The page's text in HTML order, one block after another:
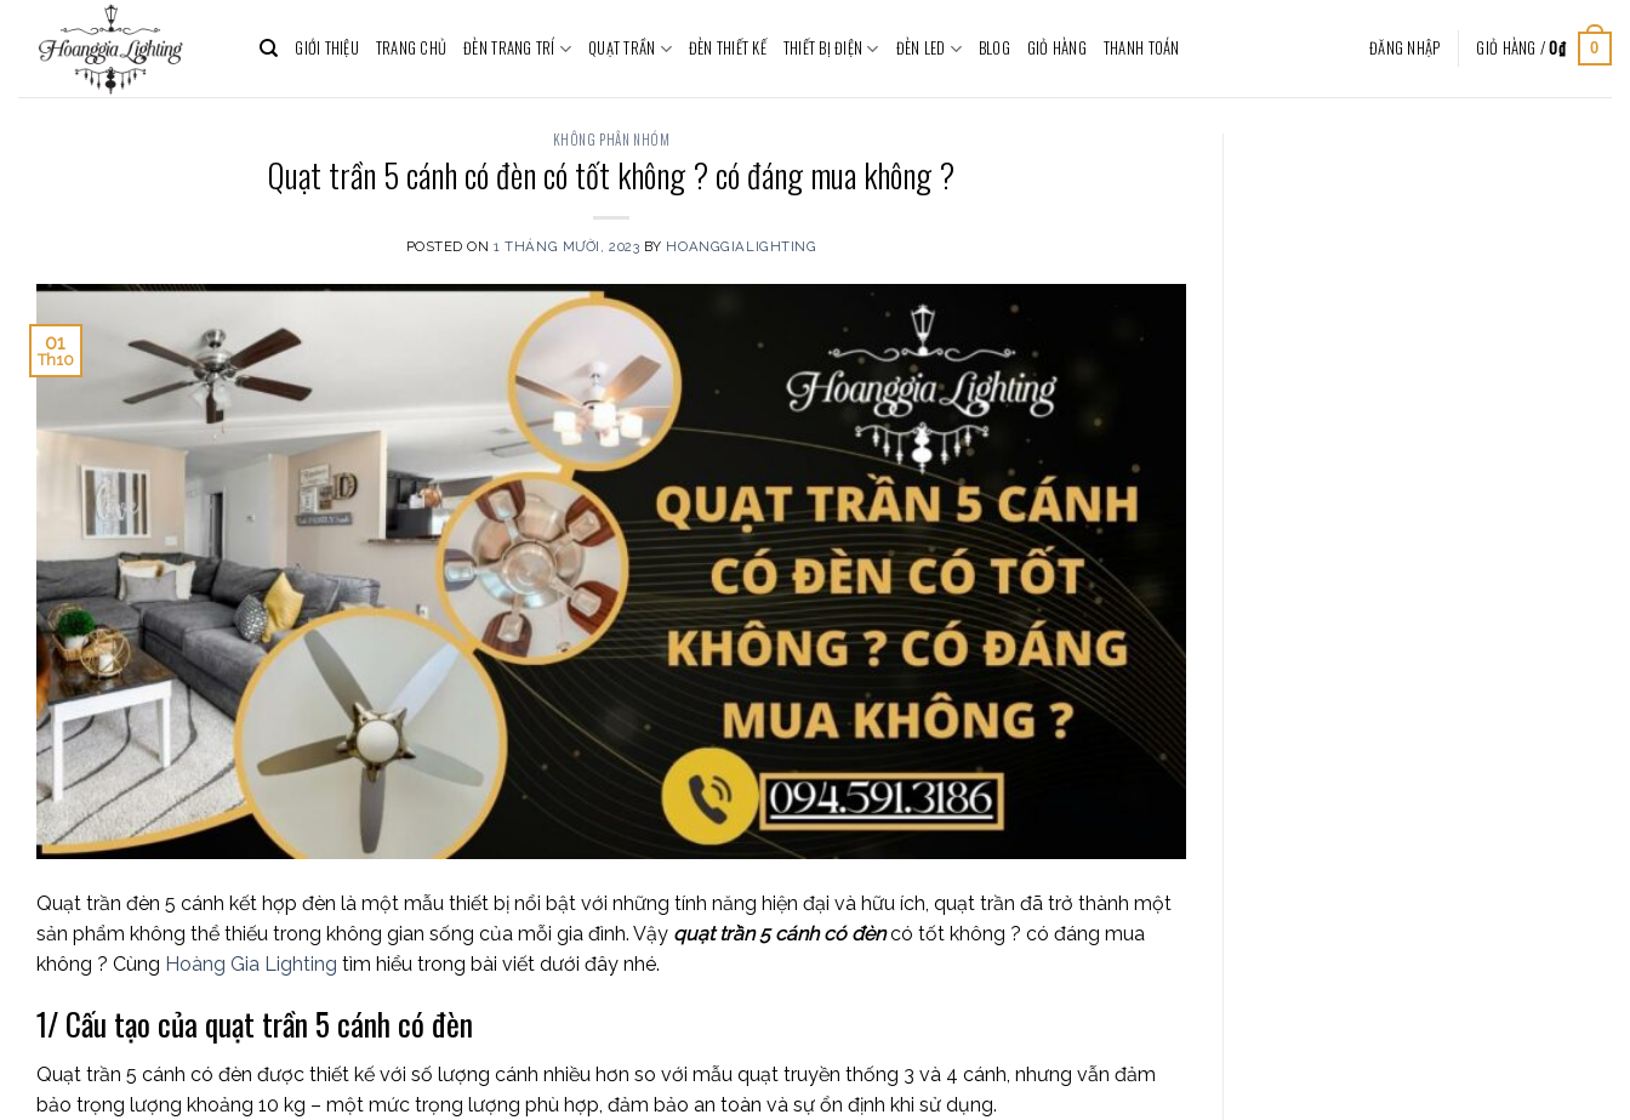
GIỚI THIỆU TRANG CHỦ ĐÈN TRANG TRÍ QUẠT TRẦN ĐÈN THIẾT KẾ THIẾT BỊ ĐIỆN ĐÈN LED BLOG GIỎ HÀNG THANH TOÁN ĐĂNG NHẬP GIỎ HÀNG /0₫ 0
KHÔNG PHÂN NHÓM
Quạt trần 5 cánh có đèn có tốt không ? có đáng mua không ?
POSTED ON1 THÁNG MƯỜI, 2023 BY HOANGGIALIGHTING
01
Th10
Quạt trần đèn 5 cánh kết hợp đèn là một mẫu thiết bị nổi bật với những tính năng hiện đại và hữu ích, quạt trần đã trở thành một
sản phẩm không thể thiếu trong không gian sống của mỗi gia đình. Vậy quạt trần 5 cánh có đèncó tốt không ? có đáng mua
không ? Cùng Hoàng Gia Lighting tìm hiểu trong bài viết dưới đây nhé.
1/ Cấu tạo của quạt trần 5 cánh có đèn
Quạt trần 5 cánh có đèn được thiết kế với số lượng cánh nhiều hơn so với mẫu quạt truyền thống 3 và 4 cánh, nhưng vẫn đảm
bảo trọng lượng khoảng 10 kg – một mức trọng lượng phù hợp, đảm bảo an toàn và sự ổn định khi sử dụng.